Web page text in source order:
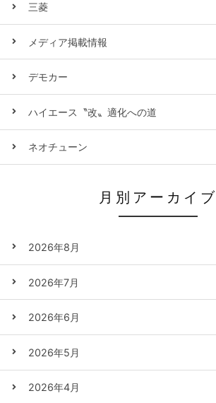
三菱
メディア掲載情報
デモカー
ハイエース〝改〟適化への道
ネオチューン
月別アーカイブ
2026年8月
2026年7月
2026年6月
2026年5月
2026年4月